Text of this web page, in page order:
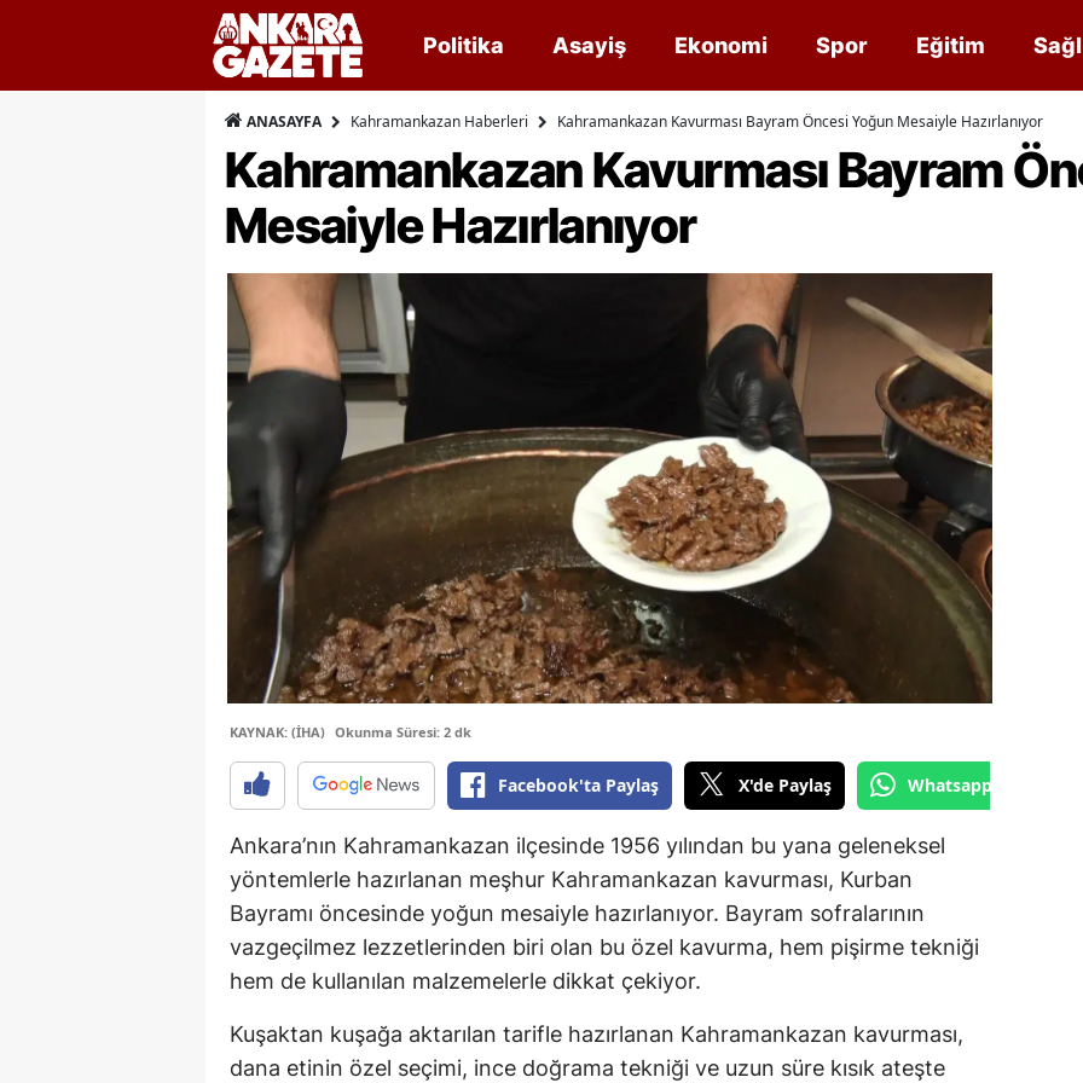
Politika Asayiş Ekonomi Spor Eğitim
ANASAYFA Kahramankazan Haberleri Kahramankazan Kavurması Bayram Öncesi Yoğun Mesaiyle Hazırlanıyor
Kahramankazan Kavurması Bayram
Mesaiyle Hazırlanıyor
KAYNAK: (İHA) Okunma Süresi: 2 dk
Facebook'ta Paylaş X'de Paylaş Whatsapp'tan
Ankara’nın Kahramankazan ilçesinde 1956 yılından bu yana geleneksel
yöntemlerle hazırlanan meşhur Kahramankazan kavurması, Kurban
Bayramı öncesinde yoğun mesaiyle hazırlanıyor. Bayram sofralarının
vazgeçilmez lezzetlerinden biri olan bu özel kavurma, hem pişirme tekniği
hem de kullanılan malzemelerle dikkat çekiyor.
Kuşaktan kuşağa aktarılan tarifle hazırlanan Kahramankazan kavurması,
dana etinin özel seçimi, ince doğrama tekniği ve uzun süre kısık ateşte